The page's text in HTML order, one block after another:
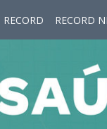
RECORD RECORD